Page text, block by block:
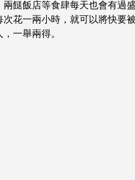
兩餸飯店等食肆每天也會有過
次花一兩小時，就可以將快要
一舉兩得。